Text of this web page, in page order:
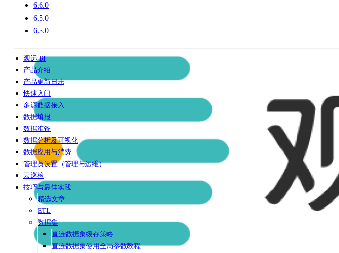
6.6.0
6.5.0
6.3.0
观远 BI
产品介绍
产品更新日志
快速入门
多源数据接入
数据填报
数据准备
数据分析及可视化
数据应用与消费
管理员设置（管理与运维）
云巡检
技巧与最佳实践
精选文章
ETL
数据集
直连数据集缓存策略
直连数据集使用全局参数教程